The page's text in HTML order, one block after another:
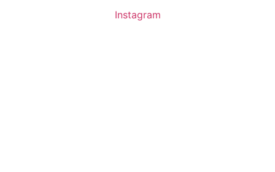
Instagram